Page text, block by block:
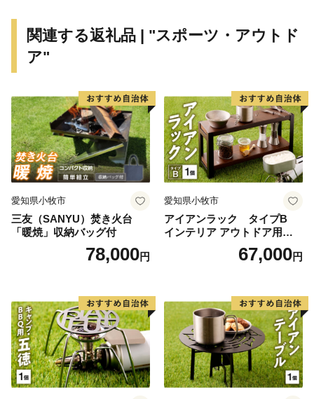
関連する返礼品 | "スポーツ・アウトド
ア"
愛知県小牧市
三友（SANYU）焚き火台
「暖焼」収納バッグ付
78,000円
愛知県小牧市
アイアンラック タイプB
インテリア アウトドア用品
レジャー キャンプ67,000円